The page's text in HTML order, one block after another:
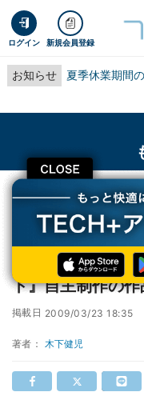
ログイン 新規会員登録
お知らせ 夏季休業期間
TECH+ テクノロジー
も
国内最大規模の『第21回 CG
国内最大規模の
ト』自主制作の
掲載日 2009/03/23 18:35
著者： 木下健児